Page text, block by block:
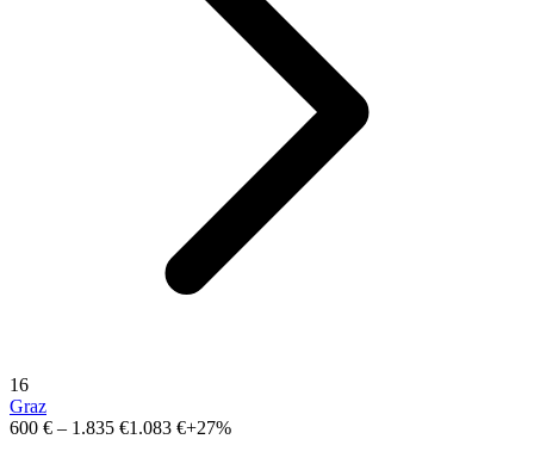
16
Graz
600 € – 1.835 €1.083 €+27%